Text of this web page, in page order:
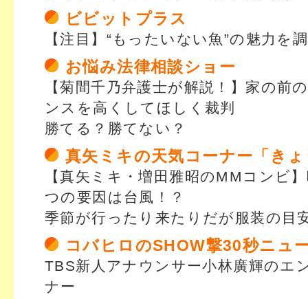
ビビットプラス
【注目】“もったいない魚”の魅力を
お悩み法律相談ショー
【菊間千乃弁護士が解説！】家の前
ンスを高くしてほしく裁判
勝てる？勝てない？
真矢ミキの天気コーナー「き
【真矢ミキ・増田雅昭のMMコンビ
つの要因は台風！？
季節が行ったり来たりだが服装の目
コバヒロのSHOW撃30秒ニュ
TBS新人アナウンサー小林廣輝のエ
ナー